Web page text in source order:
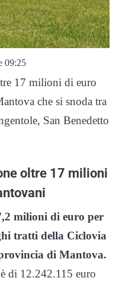
09:25
17 milioni di euro
che si snoda tra
San Benedetto
oltre 17 milioni
milioni di euro per
tratti della Ciclovia
di Mantova.
di 12.242.115 euro